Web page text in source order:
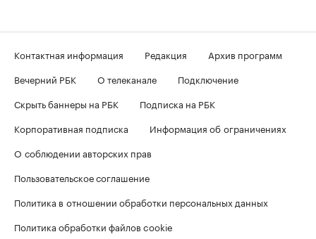
Контактная информация Редакция
Архив программ
Вечерний РБК
О телеканале
Подключение
Скрыть баннеры на РБК
Подписка на РБК
Корпоративная подписка
Информация об ограничениях
О соблюдении авторских прав
Пользовательское соглашение
Политика в отношении обработки персональных данных
Политика обработки файлов cookie